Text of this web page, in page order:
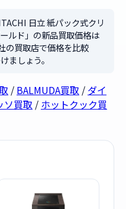
日立 紙パック式クリ
ルド」の新品買取価格は
の買取店で価格を比較
ましょう。
/ BALMUDA買取 / ダイ
ソ買取 / ホットクック買